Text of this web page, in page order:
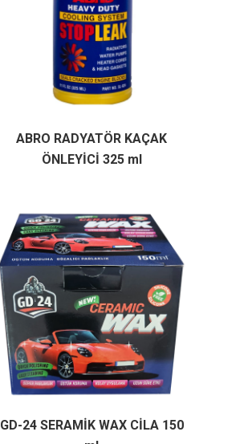
ABRO RADYATÖR KAÇAK
ÖNLEYİCİ 325 ml
GD-24 SERAMİK WAX CİLA 150